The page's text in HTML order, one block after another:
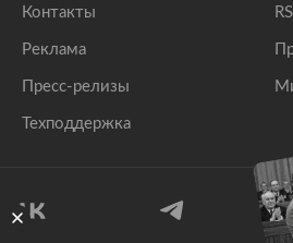
Контакты
Реклама
Пресс-релизы
Техподдержка